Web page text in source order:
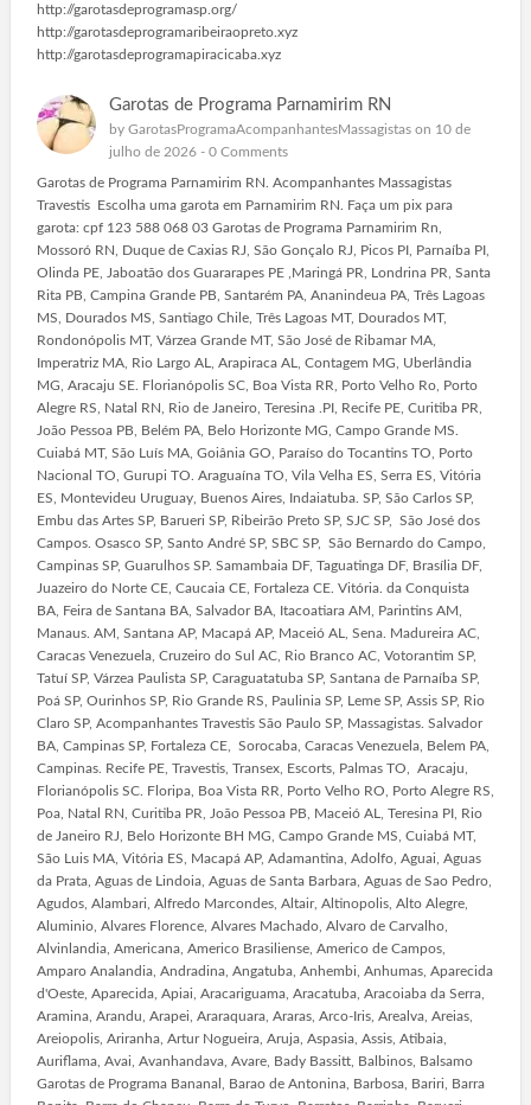
http://garotasdeprogramasp.org/
http://garotasdeprogramaribeiraopreto.xyz
http://garotasdeprogramapiracicaba.xyz
Garotas de Programa Parnamirim RN
by GarotasProgramaAcompanhantesMassagistason 10 de
julho de 2026 - 0 Comments
Garotas de Programa Parnamirim RN. Acompanhantes Massagistas
Travestis Escolha uma garota em Parnamirim RN. Faça um pix para
garota: cpf 123 588 068 03 Garotas de Programa Parnamirim Rn,
Mossoró RN, Duque de Caxias RJ, São Gonçalo RJ, Picos PI, Parnaíba PI,
Olinda PE, Jaboatão dos Guararapes PE ,Maringá PR, Londrina PR, Santa
Rita PB, Campina Grande PB, Santarém PA, Ananindeua PA, Três Lagoas
MS, Dourados MS, Santiago Chile, Três Lagoas MT, Dourados MT,
Rondonópolis MT, Várzea Grande MT, São José de Ribamar MA,
Imperatriz MA, Rio Largo AL, Arapiraca AL, Contagem MG, Uberlândia
MG, Aracaju SE. Florianópolis SC, Boa Vista RR, Porto Velho Ro, Porto
Alegre RS, Natal RN, Rio de Janeiro, Teresina .PI, Recife PE, Curitiba PR,
João Pessoa PB, Belém PA, Belo Horizonte MG, Campo Grande MS.
Cuiabá MT, São Luís MA, Goiânia GO, Paraíso do Tocantins TO, Porto
Nacional TO, Gurupi TO. Araguaína TO, Vila Velha ES, Serra ES, Vitória
ES, Montevideu Uruguay, Buenos Aires, Indaiatuba. SP, São Carlos SP,
Embu das Artes SP, Barueri SP, Ribeirão Preto SP, SJC SP, São José dos
Campos. Osasco SP, Santo André SP, SBC SP, São Bernardo do Campo,
Campinas SP, Guarulhos SP. Samambaia DF, Taguatinga DF, Brasília DF,
Juazeiro do Norte CE, Caucaia CE, Fortaleza CE. Vitória. da Conquista
BA, Feira de Santana BA, Salvador BA, Itacoatiara AM, Parintins AM,
Manaus. AM, Santana AP, Macapá AP, Maceió AL, Sena. Madureira AC,
Caracas Venezuela, Cruzeiro do Sul AC, Rio Branco AC, Votorantim SP,
Tatuí SP, Várzea Paulista SP, Caraguatatuba SP, Santana de Parnaíba SP,
Poá SP, Ourinhos SP, Rio Grande RS, Paulinia SP, Leme SP, Assis SP, Rio
Claro SP, Acompanhantes Travestis São Paulo SP, Massagistas. Salvador
BA, Campinas SP, Fortaleza CE, Sorocaba, Caracas Venezuela, Belem PA,
Campinas. Recife PE, Travestis, Transex, Escorts, Palmas TO, Aracaju,
Florianópolis SC. Floripa, Boa Vista RR, Porto Velho RO, Porto Alegre RS,
Poa, Natal RN, Curitiba PR, João Pessoa PB, Maceió AL, Teresina PI, Rio
de Janeiro RJ, Belo Horizonte BH MG, Campo Grande MS, Cuiabá MT,
São Luis MA, Vitória ES, Macapá AP, Adamantina, Adolfo, Aguai, Aguas
da Prata, Aguas de Lindoia, Aguas de Santa Barbara, Aguas de Sao Pedro,
Agudos, Alambari, Alfredo Marcondes, Altair, Altinopolis, Alto Alegre,
Aluminio, Alvares Florence, Alvares Machado, Alvaro de Carvalho,
Alvinlandia, Americana, Americo Brasiliense, Americo de Campos,
Amparo Analandia, Andradina, Angatuba, Anhembi, Anhumas, Aparecida
d'Oeste, Aparecida, Apiai, Aracariguama, Aracatuba, Aracoiaba da Serra,
Aramina, Arandu, Arapei, Araraquara, Araras, Arco-Iris, Arealva, Areias,
Areiopolis, Ariranha, Artur Nogueira, Aruja, Aspasia, Assis, Atibaia,
Auriflama, Avai, Avanhandava, Avare, Bady Bassitt, Balbinos, Balsamo
Garotas de Programa Bananal, Barao de Antonina, Barbosa, Bariri, Barra